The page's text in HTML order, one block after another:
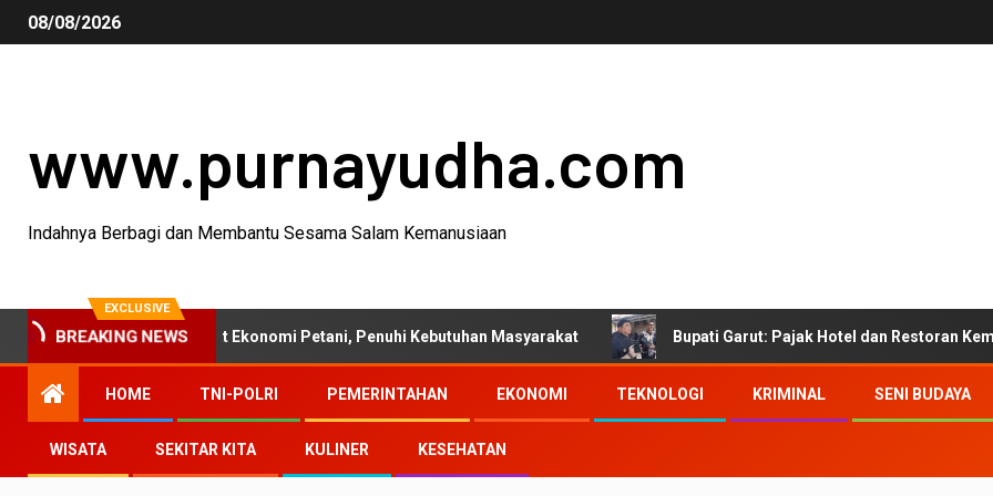
08/08/2026
www.purnayudha.com
Indahnya Berbagi dan Membantu Sesama Salam Kemanusiaan
EXCLUSIVE
BREAKING NEWS
2026 Perkuat Ekonomi Petani, Penuhi Kebutuhan Masyarakat Bupati Garut: Pajak Hotel dan Restoran Kembali ke
HOME TNI-POLRI PEMERINTAHAN EKONOMI TEKNOLOGI KRIMINAL SENI BUDAYA
WISATA SEKITAR KITA KULINER KESEHATAN